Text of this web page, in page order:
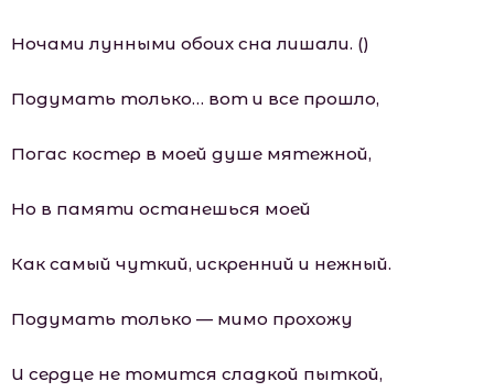
Ночами лунными обоих сна лишали. ()
Подумать только… вот и все прошло,
Погас костер в моей душе мятежной,
Но в памяти останешься моей
Как самый чуткий, искренний и нежный.
Подумать только — мимо прохожу
И сердце не томится сладкой пыткой,